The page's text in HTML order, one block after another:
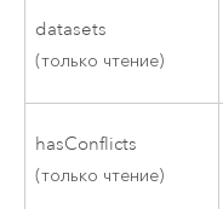
datasets
(только чтение)
hasConflicts
(только чтение)